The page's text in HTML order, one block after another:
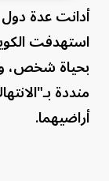
أدانت عدة دول
استهدفت
منددة
أراضيهما.